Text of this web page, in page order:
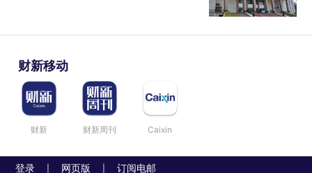
财新移动
财新 财新周刊 Caixin
登录 网页版 订阅电邮